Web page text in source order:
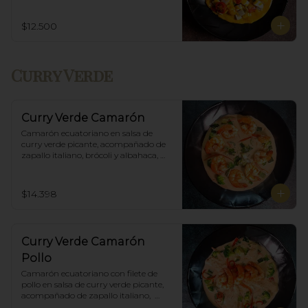
$12.500
Curry Verde
Curry Verde Camarón
Camarón ecuatoriano en salsa de
curry verde picante, acompañado de
zapallo italiano, brócoli y albahaca,
$14.398
Curry Verde Camarón
Pollo
Camarón ecuatoriano con filete de
pollo en salsa de curry verde picante,
acompañado de zapallo italiano,